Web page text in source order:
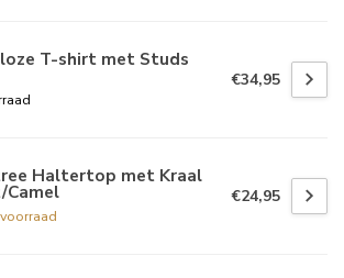
T-shirt met Studs
€34,95
Haltertop met Kraal
€24,95